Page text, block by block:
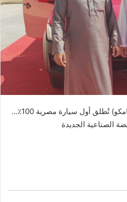
الشركة المصرية الإماراتية (هامكو) تُطلق أول سيارة مصرية 100٪…
الصناعية الجديدة